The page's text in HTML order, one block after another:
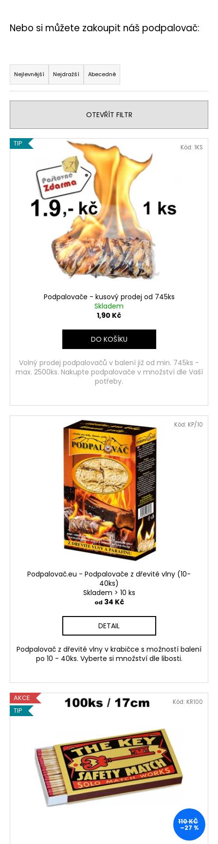
Nebo si můžete zakoupit náš podpalovač:
Ř
a
z
e
í
p
r
Nejlevnější Nejdražší Abecedně
OTEVŘÍT FILTR
VTIP
Podpalovače - kusový prodej od 745ks
Skladem
1,90 Kč
DO KOŠÍKU
Volný prodej podpalovačů v balení již od min. 745ks -
max. 2500ks. Nakupte podpalovače v množství dle Vaší
potřeby.
Kód: 1KS
Podpalovač.eu - Podpalovače z dřevité vlny (10-
40ks)
Skladem > 10 ks
od 34 Kč
DETAIL
Podpalovač z dřevité vlny v krabičce s možností balení
po 10 - 40ks. Vyberte si množství dle libosti.
Kód: KP/10
AKCE
TIP
110 KČ
–27 %
Kód: KR100